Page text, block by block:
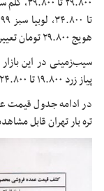
تا ۳۴.۸۰۰، لوبیا سبز ۹۹، لیمو ترش ۱۳۹، فلفل دلمه سبز ۵۴.۸۰۰،
هویج ۲۹.۸۰۰ تومان تعیین قیمت شده‌اند.
پیاز زرد ۱۹.۸۰۰ تا ۲۴.۸۰۰ تومان به فروش می‌رسد.
در ادامه جدول قیمت
تره بار تهران قابل